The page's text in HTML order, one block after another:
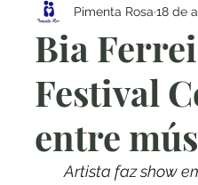
Bia
Festival
entre
Pimenta Rosa 18 de
Artista faz show